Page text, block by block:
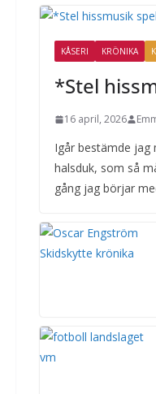
KÅSERI KRÖNIKA
*Stel
16 april, 2026
Igår bestämde
halsduk, som så
gång jag börjar